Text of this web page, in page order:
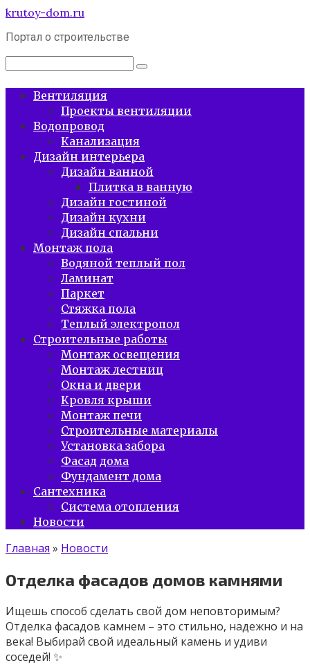
Перейти
контенту
krutoy-dom.ru
Портал о строительстве
Поиск:
Вентиляция
Проекты вентиляции
Водопровод
Канализация
Дизайн интерьера
Дизайн ванной
Плитка в ванную
Дизайн гостиной
Дизайн кухни
Дизайн спальни
Монтаж пола
Водяной теплый пол
Ламинат
Паркет
Стяжка пола
Теплый электропол
Строительные работы
Монтаж освещения
Монтаж лестниц
Окна и двери
Кровля крыши
Монтаж печи
Строительные материалы
Установка забора
Фасад дома
Фундамент дома
Сантехника
Система отопления
Новости
Главная » Новости
Отделка фасадов домов камнями
Ищешь способ сделать свой дом неповторимым?
Отделка фасадов камнем – это стильно, надежно и на
века! Выбирай свой идеальный камень и удиви
соседей! ✨